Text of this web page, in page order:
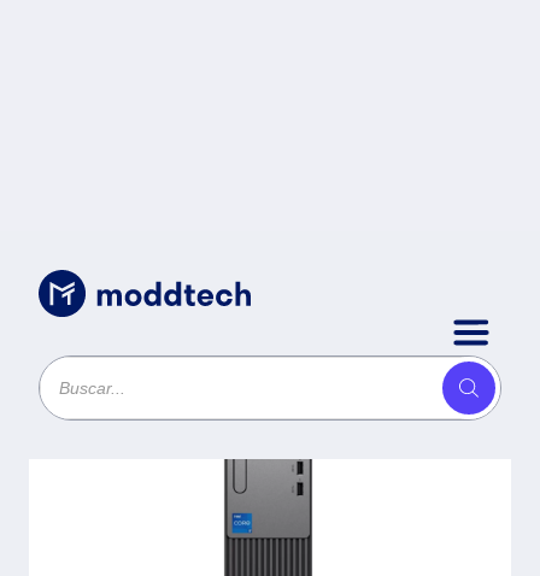
Sin categoría/PC de escritorio LENOVO
ThinkCentre Neo 30S Gen 5 - Intel